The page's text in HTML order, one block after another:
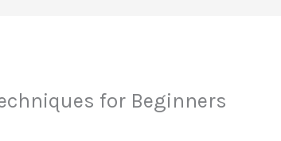
for Beginners